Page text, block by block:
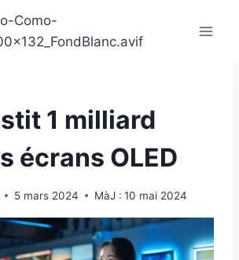
1 milliard
écrans OLED
5 mars 2024 MàJ : 10 mai 2024